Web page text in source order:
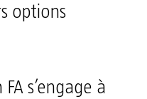
options
s’engage à